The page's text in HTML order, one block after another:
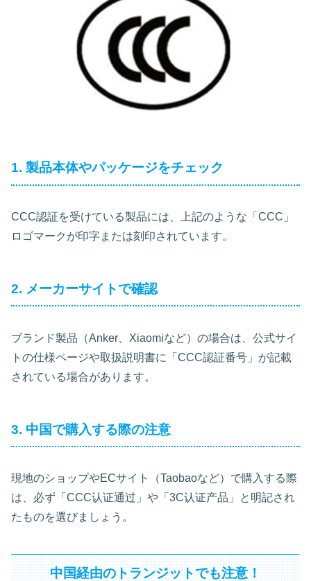
1. 製品本体やパッケージをチェック
CCC認証を受けている製品には、上記のような「CCC」
ロゴマークが印字または刻印されています。
2. メーカーサイトで確認
ブランド製品（Anker、Xiaomiなど）の場合は、公式サイ
トの仕様ページや取扱説明書に「CCC認証番号」が記載
されている場合があります。
3. 中国で購入する際の注意
現地のショップやECサイト（Taobaoなど）で購入する際
は、必ず「CCC认证通过」や「3C认证产品」と明記され
たものを選びましょう。
中国経由のトランジットでも注意！